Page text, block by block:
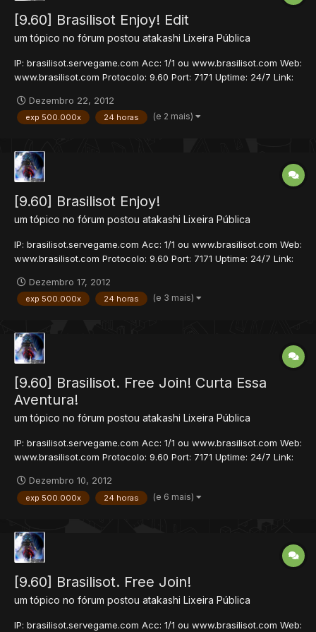
[9.60] Brasilisot Enjoy! Edit
um tópico no fórum postou atakashi Lixeira Pública
IP: brasilisot.servegame.com Acc: 1/1 ou www.brasilisot.com Web:
www.brasilisot.com Protocolo: 9.60 Port: 7171 Uptime: 24/7 Link:
500000x -Skill: 100000x -Magic: 10000x -Loot: 15x Mapa Azeroth
Personalizado. Novos It...
Dezembro 22, 2012
exp 500.000x 24 horas (e 2 mais)
[9.60] Brasilisot Enjoy!
um tópico no fórum postou atakashi Lixeira Pública
IP: brasilisot.servegame.com Acc: 1/1 ou www.brasilisot.com Web:
www.brasilisot.com Protocolo: 9.60 Port: 7171 Uptime: 24/7 Link:
500000x -Skill: 100000x -Magic: 10000x -Loot: 15x Mapa Azeroth
Personalizado. Novos It...
Dezembro 17, 2012
exp 500.000x 24 horas (e 3 mais)
[9.60] Brasilisot. Free Join! Curta Essa
Aventura!
um tópico no fórum postou atakashi Lixeira Pública
IP: brasilisot.servegame.com Acc: 1/1 ou www.brasilisot.com Web:
www.brasilisot.com Protocolo: 9.60 Port: 7171 Uptime: 24/7 Link:
ExP: 500000x -Skill: 100000x -Magic: 10000x -Loot: 15x Mapa
Azeroth Personalizado....
Dezembro 10, 2012
exp 500.000x 24 horas (e 6 mais)
[9.60] Brasilisot. Free Join!
um tópico no fórum postou atakashi Lixeira Pública
IP: brasilisot.servegame.com Acc: 1/1 ou www.brasilisot.com Web: